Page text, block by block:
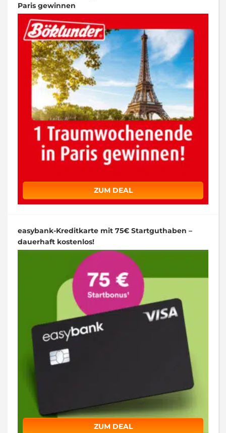
Paris gewinnen
ZUM DEAL
easybank-Kreditkarte mit 75€ Startguthaben –
dauerhaft kostenlos!
ZUM DEAL